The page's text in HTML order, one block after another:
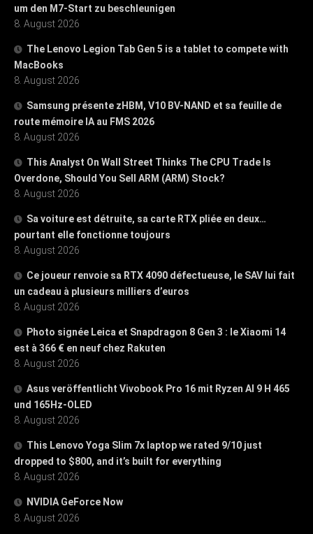
um den M7-Start zu beschleunigen
8. August 2026
The Lenovo Legion Tab Gen 5 is a tablet to compete with
MacBooks
8. August 2026
Samsung présente zHBM, V10 BV-NAND et sa feuille de
route mémoire IA au FMS 2026
8. August 2026
This Analyst On Wall Street Thinks The CPU Trade Is
Overdone, Should You Sell ARM (ARM) Stock?
8. August 2026
Sa voiture est détruite, sa carte RTX pliée en deux…
pourtant elle fonctionne toujours
8. August 2026
Ce joueur renvoie sa RTX 4090 défectueuse, le SAV lui fait
un cadeau à plusieurs milliers d’euros
8. August 2026
Photo signée Leica et Snapdragon 8 Gen 3 : le Xiaomi 14
est à 366 € en neuf chez Rakuten
8. August 2026
Asus veröffentlicht Vivobook Pro 16 mit Ryzen AI 9 H 465
und 165Hz-OLED
8. August 2026
This Lenovo Yoga Slim 7x laptop we rated 9/10 just
dropped to $800, and it’s built for everything
8. August 2026
NVIDIA GeForce Now
8. August 2026